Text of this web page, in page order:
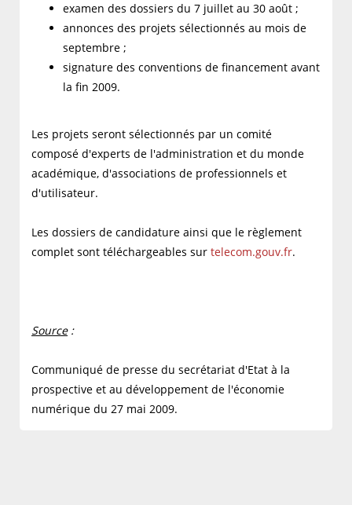
examen des dossiers du 7 juillet au 30 août ;
annonces des projets sélectionnés au mois de
septembre ;
signature des conventions de financement avant
la fin 2009.
Les projets seront sélectionnés par un comité
composé d'experts de l'administration et du monde
académique, d'associations de professionnels et
d'utilisateur.
Les dossiers de candidature ainsi que le règlement
complet sont téléchargeables sur telecom.gouv.fr.
Source:
Communiqué de presse du secrétariat d'Etat à la
prospective et au développement de l'économie
numérique du 27 mai 2009.